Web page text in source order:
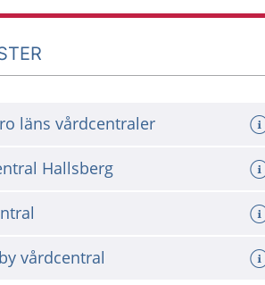
läns vårdcentraler
Hallsberg
vårdcentral